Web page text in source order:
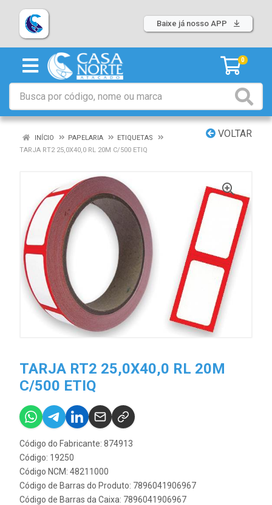
Baixe já nosso APP
0
VOLTAR
INÍCIO PAPELARIA
ETIQUETAS
TARJA RT2 25,0X40,0 RL 20M C/500 ETIQ
TARJA RT2 25,0X40,0 RL 20M
C/500 ETIQ
Código do Fabricante: 874913
Código: 19250
Código NCM: 48211000
Código de Barras do Produto: 7896041906967
Código de Barras da Caixa: 7896041906967